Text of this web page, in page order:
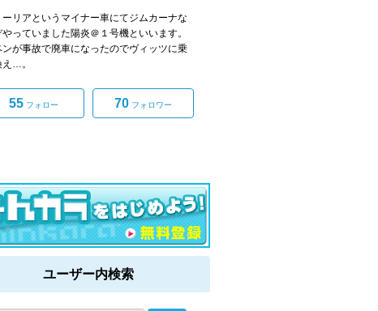
ーリアというマイナー車にてジムカーナな
やっていました陽炎＠１号機といいます。
ンが事故で廃車になったのでヴィッツに乗
え…。
55 フォロー 70 フォロワー
ユーザー内検索